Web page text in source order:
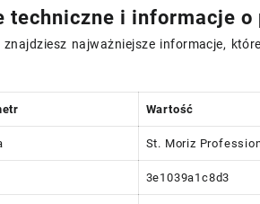
techniczne i informacje o
znajdziesz najważniejsze informacje,
Wartość
St. Moriz
3e1039a1c8d3